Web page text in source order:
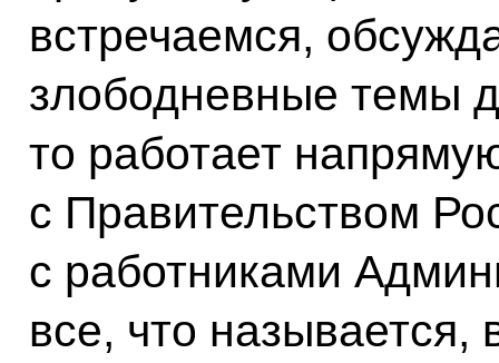
встречаемся,
злободневные темы
то работает
с Правительством
с работниками
все, что называется,